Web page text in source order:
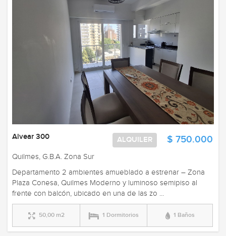
$ 750.000
ALQUILER
Alvear 300
Quilmes, G.B.A. Zona Sur
Departamento 2 ambientes amueblado a estrenar – Zona
Plaza Conesa, Quilmes Moderno y luminoso semipiso al
frente con balcón, ubicado en una de las zo ...
50,00 m2 1 Dormitorios 1 Baños